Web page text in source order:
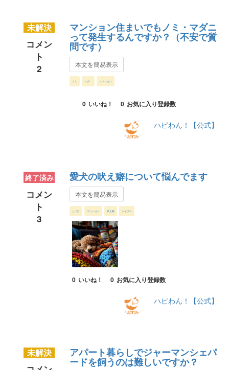
未解決
コメン
ト
2
マンション住まいでもノミ・マダニ
って発生するんですか？（不安で質
問です）
本文を簡易表示
ノミ マダニ マンション
0 いいね！ 0 お気に入り登録数
ハピわん！【公式】
終了済み
コメン
ト
3
愛犬の吠え癖について悩んでます
本文を簡易表示
しつけ マンション 吠え癖 トイプー
0 いいね！ 0 お気に入り登録数
ハピわん！【公式】
未解決 アパート暮らしでジャーマンシェパ
ードを飼うのは難しいですか？